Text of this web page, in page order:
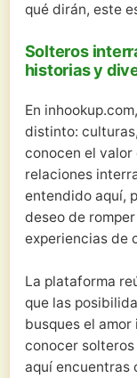
qué dirán, este
Solteros
historias y
En
distinto:
conocen el
relaciones
entendido aquí,
deseo de
experiencias de
La plataforma
que las
busques el
conocer
aquí encuentras